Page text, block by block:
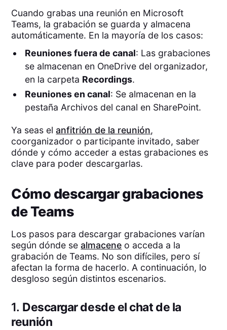
Cuando grabas una reunión en Microsoft
Teams, la grabación se guarda y almacena
automáticamente. En la mayoría de los casos:
Reuniones fuera de canal: Las grabaciones
se almacenan en OneDrive del organizador,
en la carpeta Recordings.
Reuniones en canal: Se almacenan en la
pestaña Archivos del canal en SharePoint.
Ya seas elanfitrión de la reunión,
coorganizador o participante invitado, saber
dónde y cómo acceder a estas grabaciones es
clave para poder descargarlas.
Cómo descargar grabaciones
de Teams
Los pasos para descargar grabaciones varían
según dónde sealmacene o acceda a la
grabación de Teams. No son difíciles, pero sí
afectan la forma de hacerlo. A continuación, lo
desgloso según distintos escenarios.
1. Descargar desde el chat de la
reunión